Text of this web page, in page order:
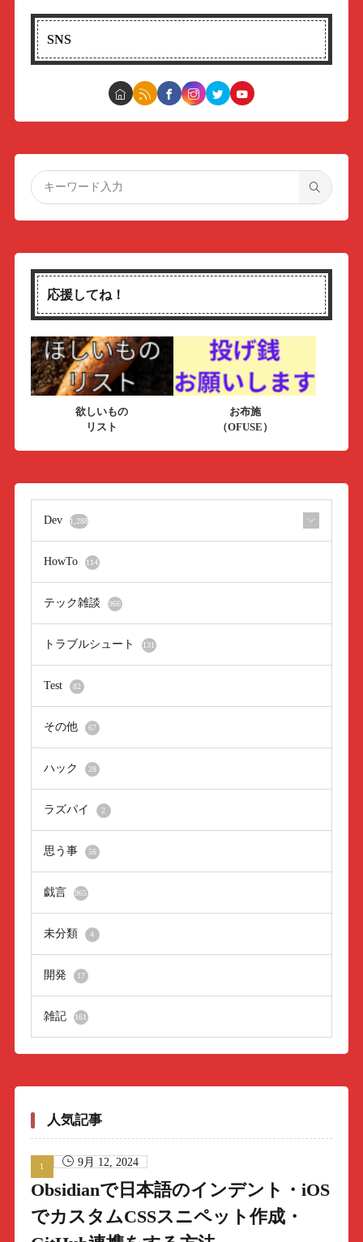
SNS
応援してね！
欲しいもの
リスト
お布施
（OFUSE）
Dev 1,288
HowTo 114
テック雑談 966
トラブルシュート 131
Test 82
その他 67
ハック 28
ラズパイ 2
思う事 56
戯言 965
未分類 4
開発 17
雑記 161
人気記事
9月 12, 2024
Obsidianで日本語のインデント・iOS
でカスタムCSSスニペット作成・